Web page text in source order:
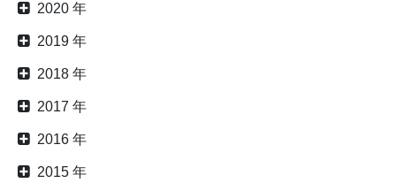
2020 年
2019 年
2018 年
2017 年
2016 年
2015 年